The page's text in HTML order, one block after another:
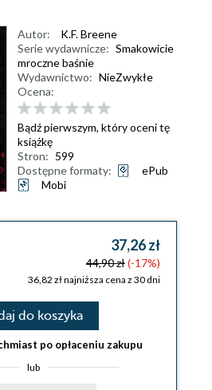
Autor:
K.F. Breene
Serie wydawnicze: Smakowicie
mroczne baśnie
Wydawnictwo: NieZwykłe
Ocena:
Bądź pierwszym, który oceni tę
książkę
Stron: 599
Dostępne formaty:
ePub
Mobi
37,26 zł
44,90 zł(-17%)
36,82 zł najniższa cena z 30 dni
do koszyka
po opłaceniu zakupu
lub